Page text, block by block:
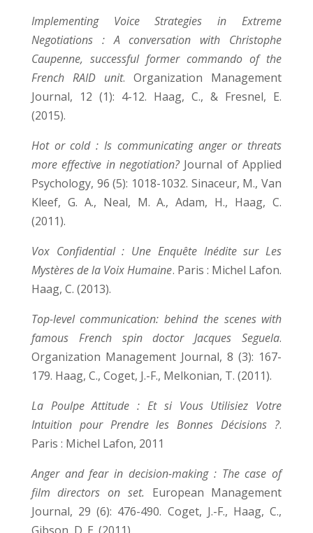
Implementing Voice Strategies in Extreme
Negotiations : A conversation with Christophe
Caupenne, successful former commando of the
French RAID unit. Organization Management
Journal, 12 (1): 4-12. Haag, C., & Fresnel, E.
(2015).
Hot or cold : Is communicating anger or threats
more effective in negotiation?Journal of Applied
Psychology, 96 (5): 1018-1032. Sinaceur, M., Van
Kleef, G. A., Neal, M. A., Adam, H., Haag, C.
(2011).
Vox Confidential : Une Enquête Inédite sur Les
Mystères de la Voix Humaine. Paris : Michel Lafon.
Haag, C. (2013).
Top-level communication: behind the scenes with
famous French spin doctor Jacques Seguela.
Organization Management Journal, 8 (3): 167-
179. Haag, C., Coget, J.-F., Melkonian, T. (2011).
La Poulpe Attitude : Et si Vous Utilisiez Votre
Intuition pour Prendre les Bonnes Décisions ?.
Paris : Michel Lafon, 2011
Anger and fear in decision-making : The case of
film directors on set. European Management
Journal, 29 (6): 476-490. Coget, J.-F., Haag, C.,